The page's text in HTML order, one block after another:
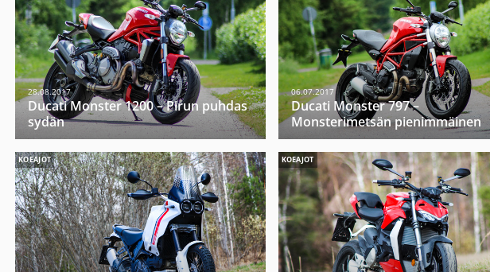
28.08.2017
Ducati Monster 1200 – Pirun puhdas
sydän
06.07.2017
Ducati Monster 797 –
Monsterimetsän pienimmäinen
KOEAJOT KOEAJOT